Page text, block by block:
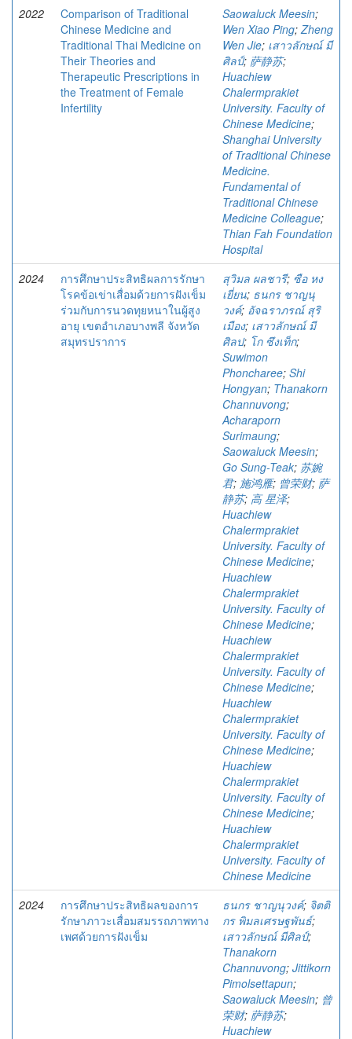
2022
Comparison of Traditional
Chinese Medicine and
Traditional Thai Medicine on
Their Theories and
Therapeutic Prescriptions in
the Treatment of Female
Infertility
Saowaluck Meesin;
Wen Xiao Ping;Zheng
Wen Jie; เสาวลักษณ์ มี
ศิลป์; 萨静苏;
Huachiew
Chalermprakiet
University. Faculty of
Chinese Medicine;
Shanghai University
of Traditional Chinese
Medicine.
Fundamental of
Traditional Chinese
Medicine Colleague;
Thian Fah Foundation
Hospital
2024
การศึกษาประสิทธิผลการรักษา
โรคข้อเข่าเสื่อมด้วยการฝังเข็ม
ร่วมกับการนวดทุยหนาในผู้สูง
อายุ เขตอําเภอบางพลี จังหวัด
สมุทรปราการ
สุวิมล ผลชารี; ซือ หง
เยี่ยน; ธนกร ชาญนุ
วงค์; อัจฉราภรณ์ สุริ
เมือง; เสาวลักษณ์ มี
ศิลป; โก ซึงเท็ก;
Suwimon
Phoncharee; Shi
Hongyan; Thanakorn
Channuvong;
Acharaporn
Surimaung;
Saowaluck Meesin;
Go Sung-Teak; 苏婉
君; 施鸿雁; 曾荣财; 萨
静苏; 高 星泽;
Huachiew
Chalermprakiet
University. Faculty of
Chinese Medicine;
Huachiew
Chalermprakiet
University. Faculty of
Chinese Medicine;
Huachiew
Chalermprakiet
University. Faculty of
Chinese Medicine;
Huachiew
Chalermprakiet
University. Faculty of
Chinese Medicine;
Huachiew
Chalermprakiet
University. Faculty of
Chinese Medicine;
Huachiew
Chalermprakiet
University. Faculty of
Chinese Medicine
2024
การศึกษาประสิทธิผลของการ
รักษาภาวะเสื่อมสมรรถภาพทาง
เพศด้วยการฝังเข็ม
ธนกร ชาญนุวงค์; จิตติ
กร พิมลเศรษฐพันธ์;
เสาวลักษณ์ มีศิลป์;
Thanakorn
Channuvong; Jittikorn
Pimolsettapun;
Saowaluck Meesin; 曾
荣财; 萨静苏;
Huachiew